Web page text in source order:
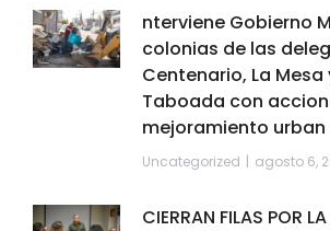
nterviene Gobierno
colonias de las
Centenario, La Mesa
Taboada con
mejoramiento urban
Uncategorized agosto 6,
CIERRAN FILAS POR